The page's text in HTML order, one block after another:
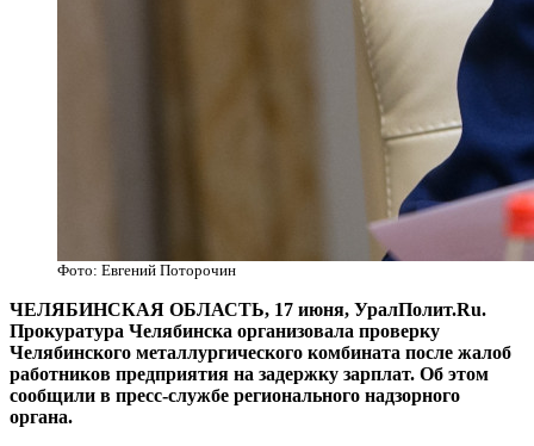
Фото: Евгений Поторочин
ЧЕЛЯБИНСКАЯ ОБЛАСТЬ, 17 июня, УралПолит.Ru.
Прокуратура Челябинска организовала проверку
Челябинского металлургического комбината после жалоб
работников предприятия на задержку зарплат. Об этом
сообщили в пресс-службе регионального надзорного
органа.